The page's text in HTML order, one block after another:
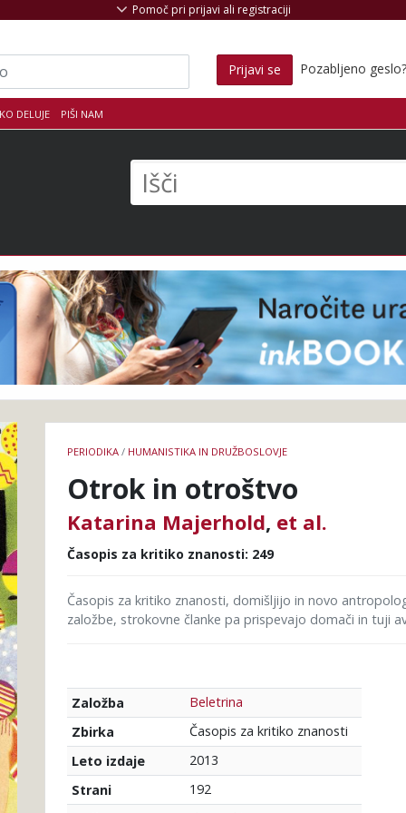
DELUJE PIŠI NAM
Pomoč pri prijavi ali registraciji
Prijavi se Pozabljeno geslo?
knjige
PERIODIKA / HUMANISTIKA IN DRUŽBOSLOVJE
Otrok in otroštvo
Katarina Majerhold, et al.
Časopis za kritiko znanosti: 249
Časopis za kritiko znanosti, domišljijo in novo
založbe, strokovne članke pa prispevajo domači in tuji
Založba
Beletrina
Zbirka
Časopis za kritiko znanosti
Leto izdaje
2013
Strani
192